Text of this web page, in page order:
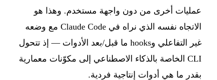
عمليات أخرى من دون واجهة مستخدم. وهذا هو
الاتجاه نفسه الذي نراه في Claude Code مع وضعه
غير التفاعلي وhooks ما قبل/بعد الأدوات — إذ تتحول
CLI الخاصة بالذكاء الاصطناعي إلى مكوّنات معمارية
بقدر ما هي أدوات إنتاجية فردية.